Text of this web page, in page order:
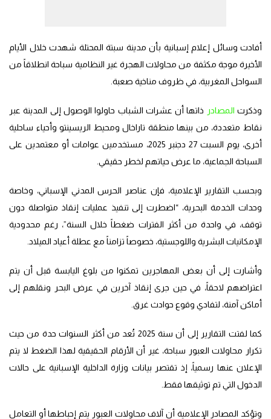
أفادت وسائل إعلام إسبانية بأن مدينة سبتة المحتلة شهدت خلال الأيام
الأخيرة موجة مكثفة من محاولات الهجرة غير النظامية سباحة انطلاقاً من
السواحل المغربية، في ظروف مناخية صعبة.
وذكرت المصادر ذاتها أن عشرات الشباب حاولوا الوصول إلى المدينة عبر
نقاط متعددة، من بينها منطقة تاراخال ومحيط الريسينتو وأحياء ساحلية
أخرى، يوم السبت 27 دجنبر 2025، مستخدمين عوامات أو معتمدين على
السباحة الجماعية، ما عرض حياتهم لخطر حقيقي.
وبحسب التقارير الإعلامية، فإن عناصر الحرس المدني الإسباني، وخاصة
وحدات الخدمة البحرية، “اضطرت إلى تنفيذ عمليات إنقاذ متواصلة دون
توقف، في واحدة من أكثر الفترات ضغطاً خلال السنة”، رغم محدودية
الإمكانيات البشرية واللوجستية، خصوصاً تزامناً مع عطلة أعياد الميلاد.
وأشارت إلى أن بعض المهاجرين تمكنوا من بلوغ اليابسة قبل أن يتم
اعتراضهم لاحقاً، في حين جرى إنقاذ آخرين في عرض البحر ونقلهم إلى
أماكن آمنة، لتفادي وقوع حوادث غرق.
كما لفتت التقارير إلى أن سنة 2025 تُعد من أكثر السنوات حدة من حيث
تكرار محاولات العبور سباحة، غير أن الأرقام الحقيقية لهذا الضغط لا يتم
الإعلان عنها رسمياً، إذ تقتصر بيانات وزارة الداخلية الإسبانية على حالات
الدخول التي تم توثيقها فقط.
وتؤكد المصادر الإعلامية أن آلاف محاولات العبور يتم إحباطها أو التعامل